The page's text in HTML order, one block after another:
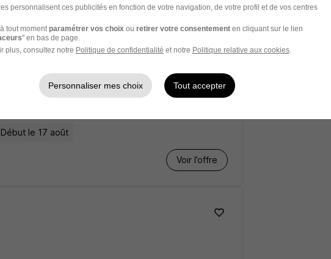
000 € / an Début le 8 déc.
Début le 17 août
Voir l’offre
personnalisent ces publicités en fonction de votre navigation, de votre profil et de vos centres
tout moment paramétrer vos choix ou retirer votre consentementen cliquant sur le lien
" en bas de page.
plus, consultez notre Politique de confidentialité et notre Politique relative aux cookies.
Personnaliser mes choix Tout accepter